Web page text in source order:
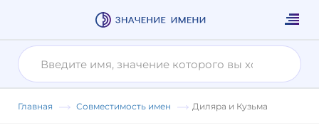
Главная Совместимость имен Диляра и Кузьма